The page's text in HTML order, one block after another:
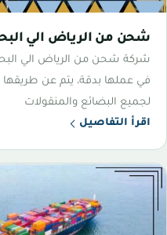
شحن من الرياض الي
شركة شحن من الرياض الي
في عملها بدقة، يتم عن طريقها
لجميع البضائع والمنقولات
اقرأ التفاصيل